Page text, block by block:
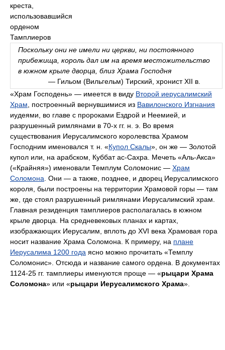
креста,
использовавшийся
орденом
Тамплиеров
Поскольку они не имели ни церкви, ни постоянного
прибежища, король дал им на время местожительство
в южном крыле дворца, близ Храма Господня
— Гильом (Вильгельм) Тирский, хронист XII в.
«Храм Господень» — имеется в виду Второй иерусалимский
Храм, построенный вернувшимися из Вавилонского Изгнания
иудеями, во главе с пророками Ездрой и Неемией, и
разрушенный римлянами в 70-х гг. н. э. Во время
существования Иерусалимского королевства Храмом
Господним именовался т. н. «Купол Скалы», он же — Золотой
купол или, на арабском, Куббат ас-Сахра. Мечеть «Аль-Акса»
(«Крайняя») именовали Темплум Соломонис — Храм
Соломона. Они — а также, позднее, и дворец Иерусалимского
короля, были построены на территории Храмовой горы — там
же, где стоял разрушенный римлянами Иерусалимский храм.
Главная резиденция тамплиеров располагалась в южном
крыле дворца. На средневековых планах и картах,
изображающих Иерусалим, вплоть до XVI века Храмовая гора
носит название Храма Соломона. К примеру, на плане
Иерусалима 1200 года ясно можно прочитать «Темплу
Соломонис». Отсюда и название самого ордена. В документах
1124-25 гг. тамплиеры именуются проще — «рыцари Храма
Соломона» или «рыцари Иерусалимского Храма».